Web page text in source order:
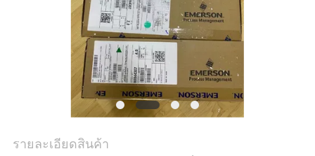
นโยบาย
ตัว
รายละเอียดสินค้า